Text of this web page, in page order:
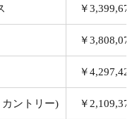
￥3,399,670
￥3,808,075
￥4,297,426
ントリー) ￥2,109,374